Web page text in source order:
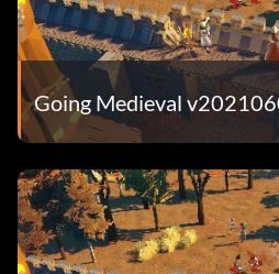
Going Medieval